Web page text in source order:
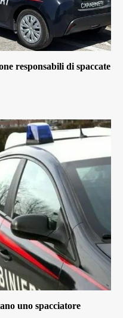
responsabili di spaccate
uno spacciatore